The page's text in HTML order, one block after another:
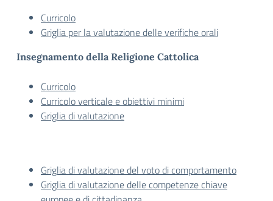
Curricolo
Griglia per la valutazione delle verifiche orali
Insegnamento della Religione Cattolica
Curricolo
Curricolo verticale e obiettivi minimi
Griglia di valutazione
Griglia di valutazione del voto di comportamento
Griglia di valutazione delle competenze chiave